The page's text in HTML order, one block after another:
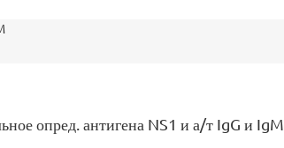
опред. антигена NS1 и а/т IgG и IgM